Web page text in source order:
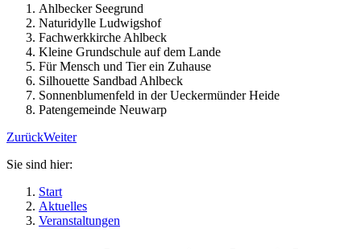
Ahlbecker Seegrund
Naturidylle Ludwigshof
Fachwerkkirche Ahlbeck
Kleine Grundschule auf dem Lande
Für Mensch und Tier ein Zuhause
Silhouette Sandbad Ahlbeck
Sonnenblumenfeld in der Ueckermünder Heide
Patengemeinde Neuwarp
ZurückWeiter
Sie sind hier:
Start
Aktuelles
Veranstaltungen